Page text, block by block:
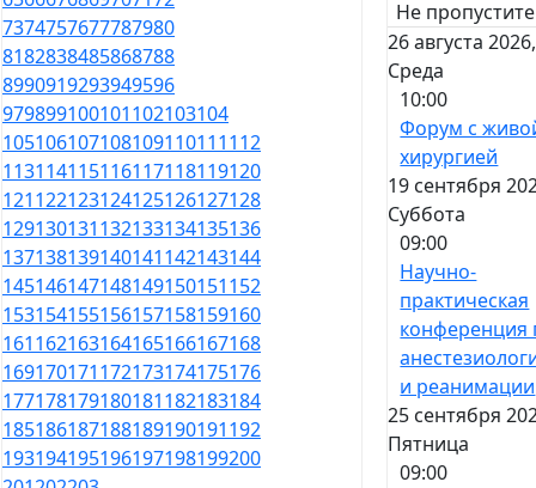
7374757677787980
8182838485868788
8990919293949596
979899100101102103104
105106107108109110111112
113114115116117118119120
121122123124125126127128
129130131132133134135136
137138139140141142143144
145146147148149150151152
153154155156157158159160
161162163164165166167168
169170171172173174175176
177178179180181182183184
185186187188189190191192
193194195196197198199200
Не
26 августа 2026,
Среда
10:00
Форум с
хирургией
19 сентября
Суббота
09:00
Научно-
практическая
конференция
и реанимации
25 сентября
Пятница
09:00